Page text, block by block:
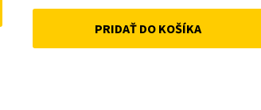
price
was:
price
is:
PRIDAŤ DO KOŠÍKA